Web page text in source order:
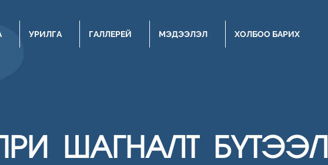
УРИЛГА ГАЛЛЕРЕЙ МЭДЭЭЛЭЛ ХОЛБОО БАРИХ
ШАГНАЛТ БҮТЭЭЛ